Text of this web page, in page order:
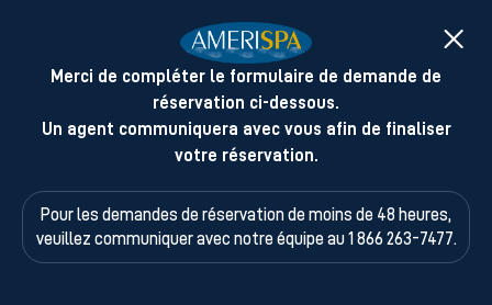
Merci de compléter le formulaire de demande de
réservation ci-dessous.
Un agent communiquera avec vous afin de finaliser
votre réservation.
Pour les demandes de réservation de moins de 48 heures,
veuillez communiquer avec notre équipe au 1 866 263-7477.